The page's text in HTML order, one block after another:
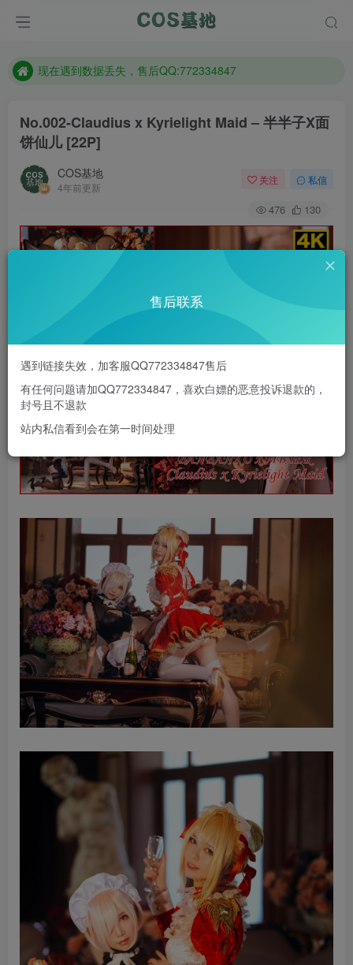
现在遇到数据丢失，售后QQ:772334847
防失联：百度搜索《趣画刊》，实时查看最新站点。
No.002-Claudius x Kyrielight Maid – 半半子X面
饼仙儿 [22P]
COS基地
4年前更新
关注 私信
476 130
售后联系
遇到链接失效，加客服QQ772334847售后
有任何问题请加QQ772334847，喜欢白嫖的恶意投诉退款的，
封号且不退款
站内私信看到会在第一时间处理